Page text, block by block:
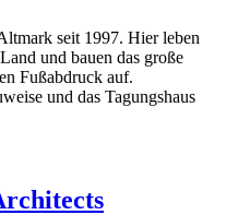
seit 1997. Hier leben
und bauen das große
Fußabdruck auf.
und das Tagungshaus